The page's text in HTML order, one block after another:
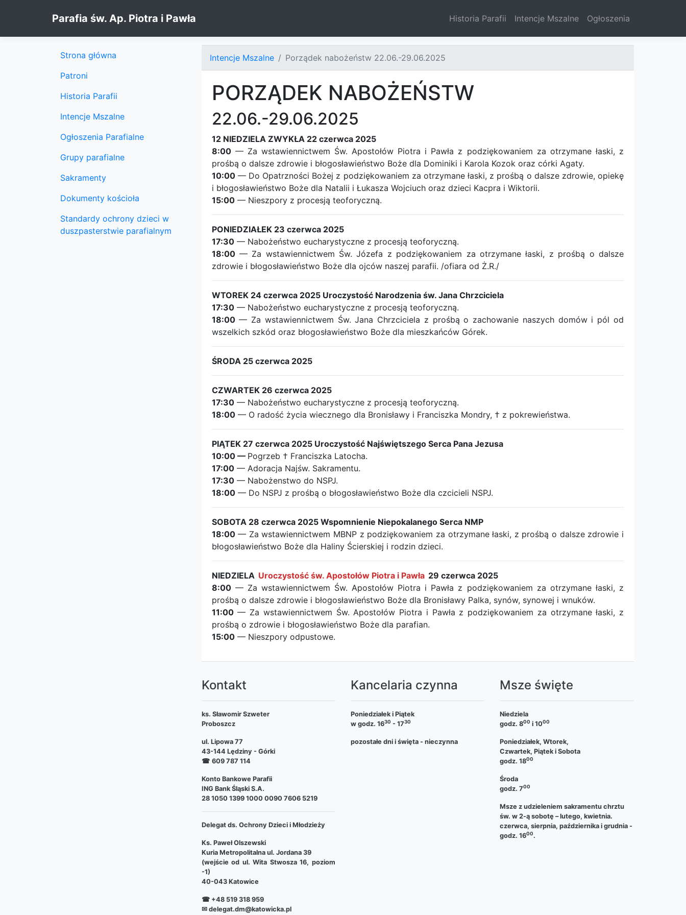
Parafia św. Ap. Piotra i Pawła Historia Parafii Intencje Mszalne Ogłoszenia
Intencje Mszalne Porządek nabożeństw 22.06.-29.06.2025
PORZĄDEK NABOŻEŃSTW
22.06.-29.06.2025
12 NIEDZIELA ZWYKŁA 22 czerwca 2025
8:00— Za wstawiennictwem Św. Apostołów Piotra i Pawła z podziękowaniem za otrzymane łaski, z
prośbą o dalsze zdrowie i błogosławieństwo Boże dla Dominiki i Karola Kozok oraz córki Agaty.
10:00— Do Opatrzności Bożej z podziękowaniem za otrzymane łaski, z prośbą o dalsze zdrowie, opiekę
i błogosławieństwo Boże dla Natalii i Łukasza Wojciuch oraz dzieci Kacpra i Wiktorii.
15:00— Nieszpory z procesją teoforyczną.
PONIEDZIAŁEK 23 czerwca 2025
17:30— Nabożeństwo eucharystyczne z procesją teoforyczną.
18:00— Za wstawiennictwem Św. Józefa z podziękowaniem za otrzymane łaski, z prośbą o dalsze
zdrowie i błogosławieństwo Boże dla ojców naszej parafii. /ofiara od Ż.R./
WTOREK 24 czerwca 2025 Uroczystość Narodzenia św. Jana Chrzciciela
17:30— Nabożeństwo eucharystyczne z procesją teoforyczną.
18:00— Za wstawiennictwem Św. Jana Chrzciciela z prośbą o zachowanie naszych domów i pól od
wszelkich szkód oraz błogosławieństwo Boże dla mieszkańców Górek.
ŚRODA 25 czerwca 2025
CZWARTEK 26 czerwca 2025
17:30— Nabożeństwo eucharystyczne z procesją teoforyczną.
18:00— O radość życia wiecznego dla Bronisławy i Franciszka Mondry, † z pokrewieństwa.
PIĄTEK 27 czerwca 2025 Uroczystość Najświętszego Serca Pana Jezusa
10:00 — Pogrzeb † Franciszka Latocha.
17:00— Adoracja Najśw. Sakramentu.
17:30— Nabożenstwo do NSPJ.
18:00— Do NSPJ z prośbą o błogosławieństwo Boże dla czcicieli NSPJ.
SOBOTA 28 czerwca 2025 Wspomnienie Niepokalanego Serca NMP
18:00— Za wstawiennictwem MBNP z podziękowaniem za otrzymane łaski, z prośbą o dalsze zdrowie i
błogosławieństwo Boże dla Haliny Ścierskiej i rodzin dzieci.
NIEDZIELA Uroczystość św. Apostołów Piotra i Pawła 29 czerwca 2025
8:00— Za wstawiennictwem Św. Apostołów Piotra i Pawła z podziękowaniem za otrzymane łaski, z
prośbą o dalsze zdrowie i błogosławieństwo Boże dla Bronisławy Palka, synów, synowej i wnuków.
11:00— Za wstawiennictwem Św. Apostołów Piotra i Pawła z podziękowaniem za otrzymane łaski, z
prośbą o zdrowie i błogosławieństwo Boże dla parafian.
15:00— Nieszpory odpustowe.
Strona główna
Patroni
Historia Parafii
Intencje Mszalne
Ogłoszenia Parafialne
Grupy parafialne
Sakramenty
Dokumenty kościoła
Standardy ochrony dzieci w
duszpasterstwie parafialnym
Kontakt
ks. Sławomir Szweter
Proboszcz
ul. Lipowa 77
43-144 Lędziny - Górki
☎ 609 787 114
Konto Bankowe Parafii
ING Bank Śląski S.A.
28 1050 1399 1000 0090 7606 5219
Delegat ds. Ochrony Dzieci i Młodzieży
Ks. Paweł Olszewski
Kuria Metropolitalna ul. Jordana 39
(wejście od ul. Wita Stwosza 16, poziom
-1)
40-043 Katowice
☎ +48 519 318 959
✉ delegat.dm@katowicka.pl
Kancelaria czynna
Poniedziałek i Piątek
w godz. 1630 - 1730
pozostałe dni i święta - nieczynna
Msze święte
Niedziela
godz. 800 i 1000
Poniedziałek, Wtorek,
Czwartek, Piątek i Sobota
godz. 1800
Środa
godz. 700
Msze z udzieleniem sakramentu chrztu
św. w 2-ą sobotę – lutego, kwietnia.
czerwca, sierpnia, października i grudnia -
godz. 1600.